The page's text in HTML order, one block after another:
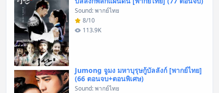
Sound: พากย์ไทย
8/10
113.9K
Jumong จูมง มหาบุรุษกู้บัลลังก์ [พากย์ไทย]
(66 ตอนจบ+ตอนพิเศษ)
Sound: พากย์ไทย